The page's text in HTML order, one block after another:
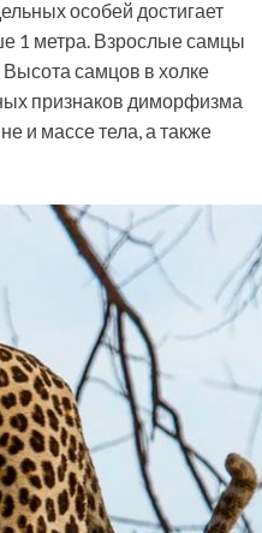
особей достигает
1 метра. Взрослые самцы
Высота самцов в холке
признаков диморфизма
и массе тела, а также